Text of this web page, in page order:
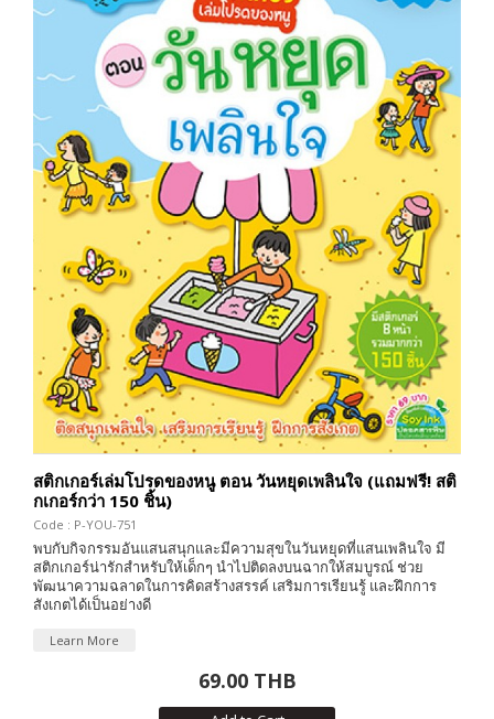
สติกเกอร์เล่มโปรดของหนู ตอน วันหยุดเพลินใจ (แถมฟรี! สติ
กเกอร์กว่า 150 ชิ้น)
Code : P-YOU-751
พบกับกิจกรรมอันแสนสนุกและมีความสุขในวันหยุดที่แสนเพลินใจ มี
สติกเกอร์น่ารักสำหรับให้เด็กๆ นำไปติดลงบนฉากให้สมบูรณ์ ช่วย
พัฒนาความฉลาดในการคิดสร้างสรรค์ เสริมการเรียนรู้ และฝึกการ
สังเกตได้เป็นอย่างดี
Learn More
69.00 THB